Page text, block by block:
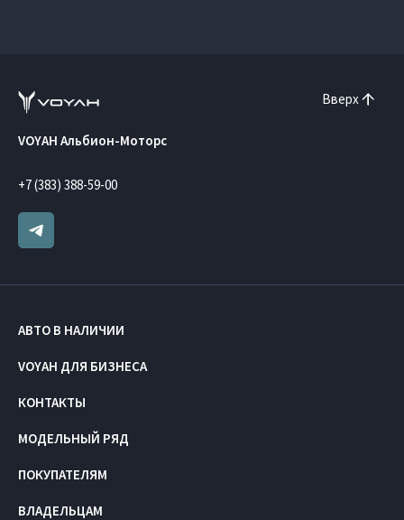
Вверх
VOYAH Альбион-Моторс
+7 (383) 388-59-00
АВТО В НАЛИЧИИ
VOYAH ДЛЯ БИЗНЕСА
КОНТАКТЫ
МОДЕЛЬНЫЙ РЯД
ПОКУПАТЕЛЯМ
ВЛАДЕЛЬЦАМ